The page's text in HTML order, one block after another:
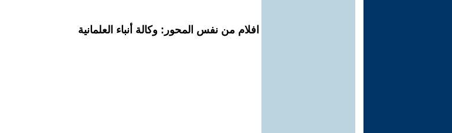
افلام من نفس المحور: وكالة أنباء العلمانية